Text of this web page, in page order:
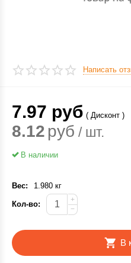
Написать
7.97 руб ( Дисконт )
8.12 руб / шт.
В наличии
Вес: 1.980 кг
Кол-во:
+
−
В